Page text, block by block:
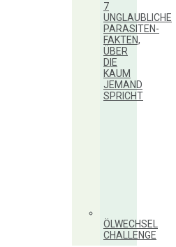
7
UNGLAUBLICHE
PARASITEN-
FAKTEN,
ÜBER
DIE
KAUM
JEMAND
SPRICHT
ÖLWECHSEL
CHALLENGE